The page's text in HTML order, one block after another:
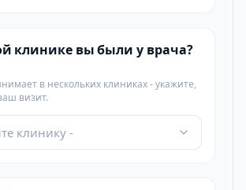
клинике вы были у врача?
в нескольких клиниках - укажите,
визит.
клинику -